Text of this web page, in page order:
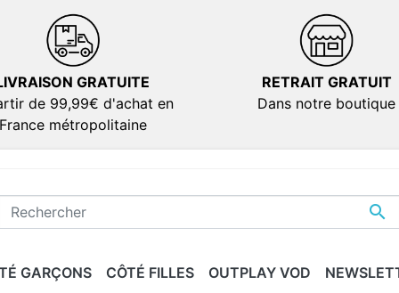
GRATUITE
de 99,99€ d'achat en
métropolitaine
RETRAIT GRATUIT
Dans notre boutique

GARÇONS CÔTÉ FILLES OUTPLAY VOD